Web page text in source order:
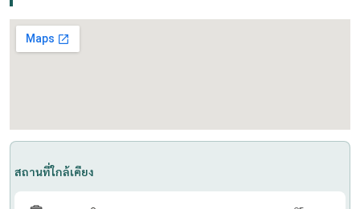
สถานที่ใกล้เคียง